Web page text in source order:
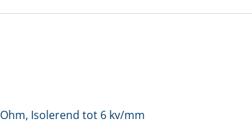
Isolerend tot 6 kv/mm